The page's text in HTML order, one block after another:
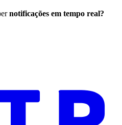
notificações em tempo real?